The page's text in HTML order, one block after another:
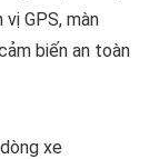
GPS, màn
biến an toàn
xe